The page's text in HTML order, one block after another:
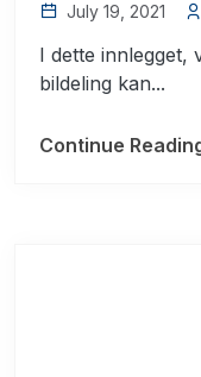
July 19, 2021
I dette innlegget,
bildeling kan...
Continue